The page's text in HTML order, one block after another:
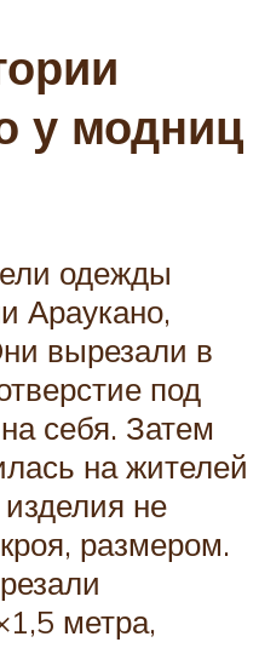
у модниц
одежды
Араукано,
вырезали в
под
себя. Затем
на жителей
не
размером.
метра,